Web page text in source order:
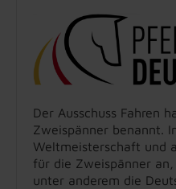
Der Ausschuss Fahren
Zweispänner benannt.
Weltmeisterschaft und
für die Zweispänner
unter anderem die